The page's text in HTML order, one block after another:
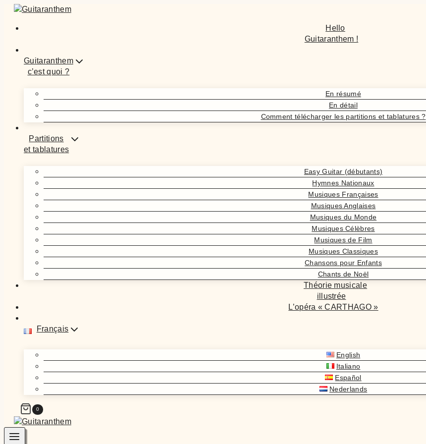
Aller
contenu
Hello
Guitaranthem !
Guitaranthem
c’est quoi ?
En résumé
En détail
Comment télécharger les partitions et tablatures ?
Partitions
et tablatures
Easy Guitar (débutants)
Hymnes Nationaux
Musiques Françaises
Musiques Anglaises
Musiques du Monde
Musiques Célèbres
Musiques de Film
Musiques Classiques
Chansons pour Enfants
Chants de Noël
Théorie musicale
illustrée
L’opéra « CARTHAGO »
Français
English
Italiano
Español
Nederlands
0